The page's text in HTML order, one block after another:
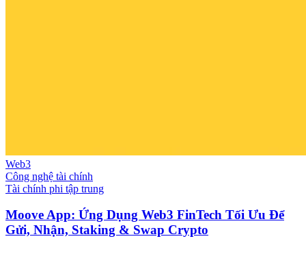
Web3
Công nghệ tài chính
Tài chính phi tập trung
Moove App: Ứng Dụng Web3 FinTech Tối Ưu Để
Gửi, Nhận, Staking & Swap Crypto